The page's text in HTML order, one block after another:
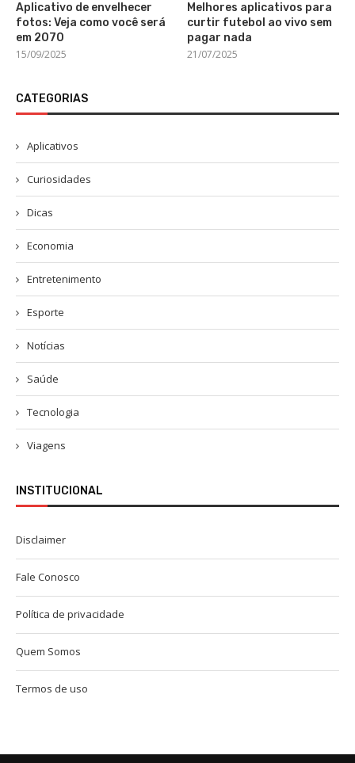
Aplicativo de envelhecer
fotos: Veja como você será
em 2070
15/09/2025
Melhores aplicativos para
curtir futebol ao vivo sem
pagar nada
21/07/2025
CATEGORIAS
Aplicativos
Curiosidades
Dicas
Economia
Entretenimento
Esporte
Notícias
Saúde
Tecnologia
Viagens
INSTITUCIONAL
Disclaimer
Fale Conosco
Política de privacidade
Quem Somos
Termos de uso